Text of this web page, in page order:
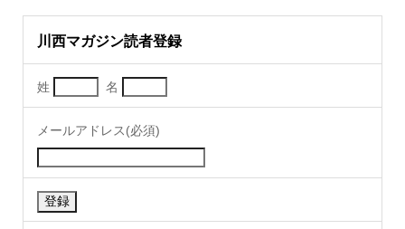
川西マガジン読者登録
姓 名
メールアドレス(必須)